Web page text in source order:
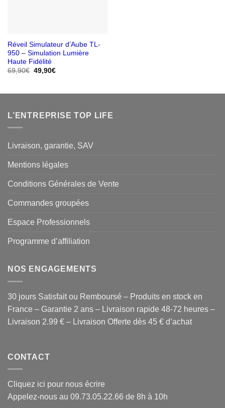
Réveil Simulateur d’Aube TL-
950 – Simulation Lumière
Haute Fidélité
69,90€ Le
49,90€Le
L’ENTREPRISE TOP LIFE
Livraison, garantie, SAV
Mentions légales
Conditions Générales de Vente
Commandes groupées
Espace Professionnels
Programme d’affiliation
NOS ENGAGEMENTS
30 jours Satisfait ou Remboursé – Produits en stock en
France – Garantie 2 ans – Livraison rapide 48-72 heures –
Livraison 2.99 € – Livraison Offerte dès 45 € d’achat
CONTACT
Cliquez ici pour nous écrire
Appelez-nous au 09.73.05.22.66 de 8h à 10h